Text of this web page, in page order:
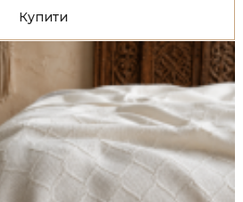
Купити